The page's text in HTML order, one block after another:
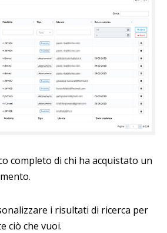
completo di chi ha acquistato un
i risultati di ricerca per
ciò che vuoi.